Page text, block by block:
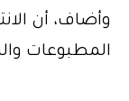
وأضاف، أن
المطبوعات